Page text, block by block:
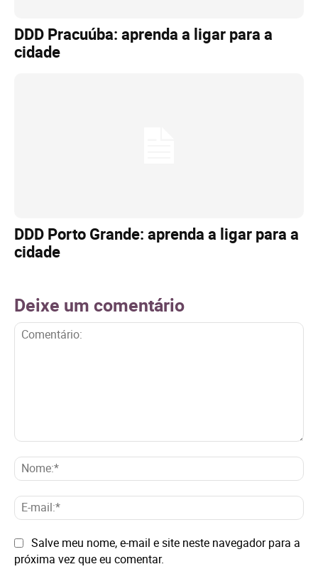
DDD Pracuúba: aprenda a ligar para a
cidade
DDD Porto Grande: aprenda a ligar para a
cidade
Deixe um comentário
E-
Site: Salve meu nome, e-mail e site neste navegador para a
próxima vez que eu comentar.